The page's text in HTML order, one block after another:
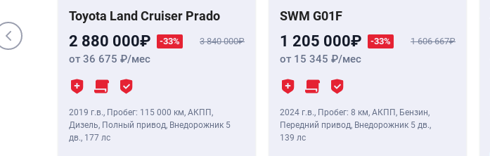
Toyota Land Cruiser Prado
2 880 000 -33% 3 840 000
от 36 675 /мес
2019 г.в., Пробег: 115 000 км, АКПП,
Дизель, Полный привод, Внедорожник 5
дв., 177 лс
SWM G01F
1 205 000 -33% 1 606 667
от 15 345 /мес
2024 г.в., Пробег: 8 км, АКПП, Бензин,
Передний привод, Внедорожник 5 дв.,
139 лс